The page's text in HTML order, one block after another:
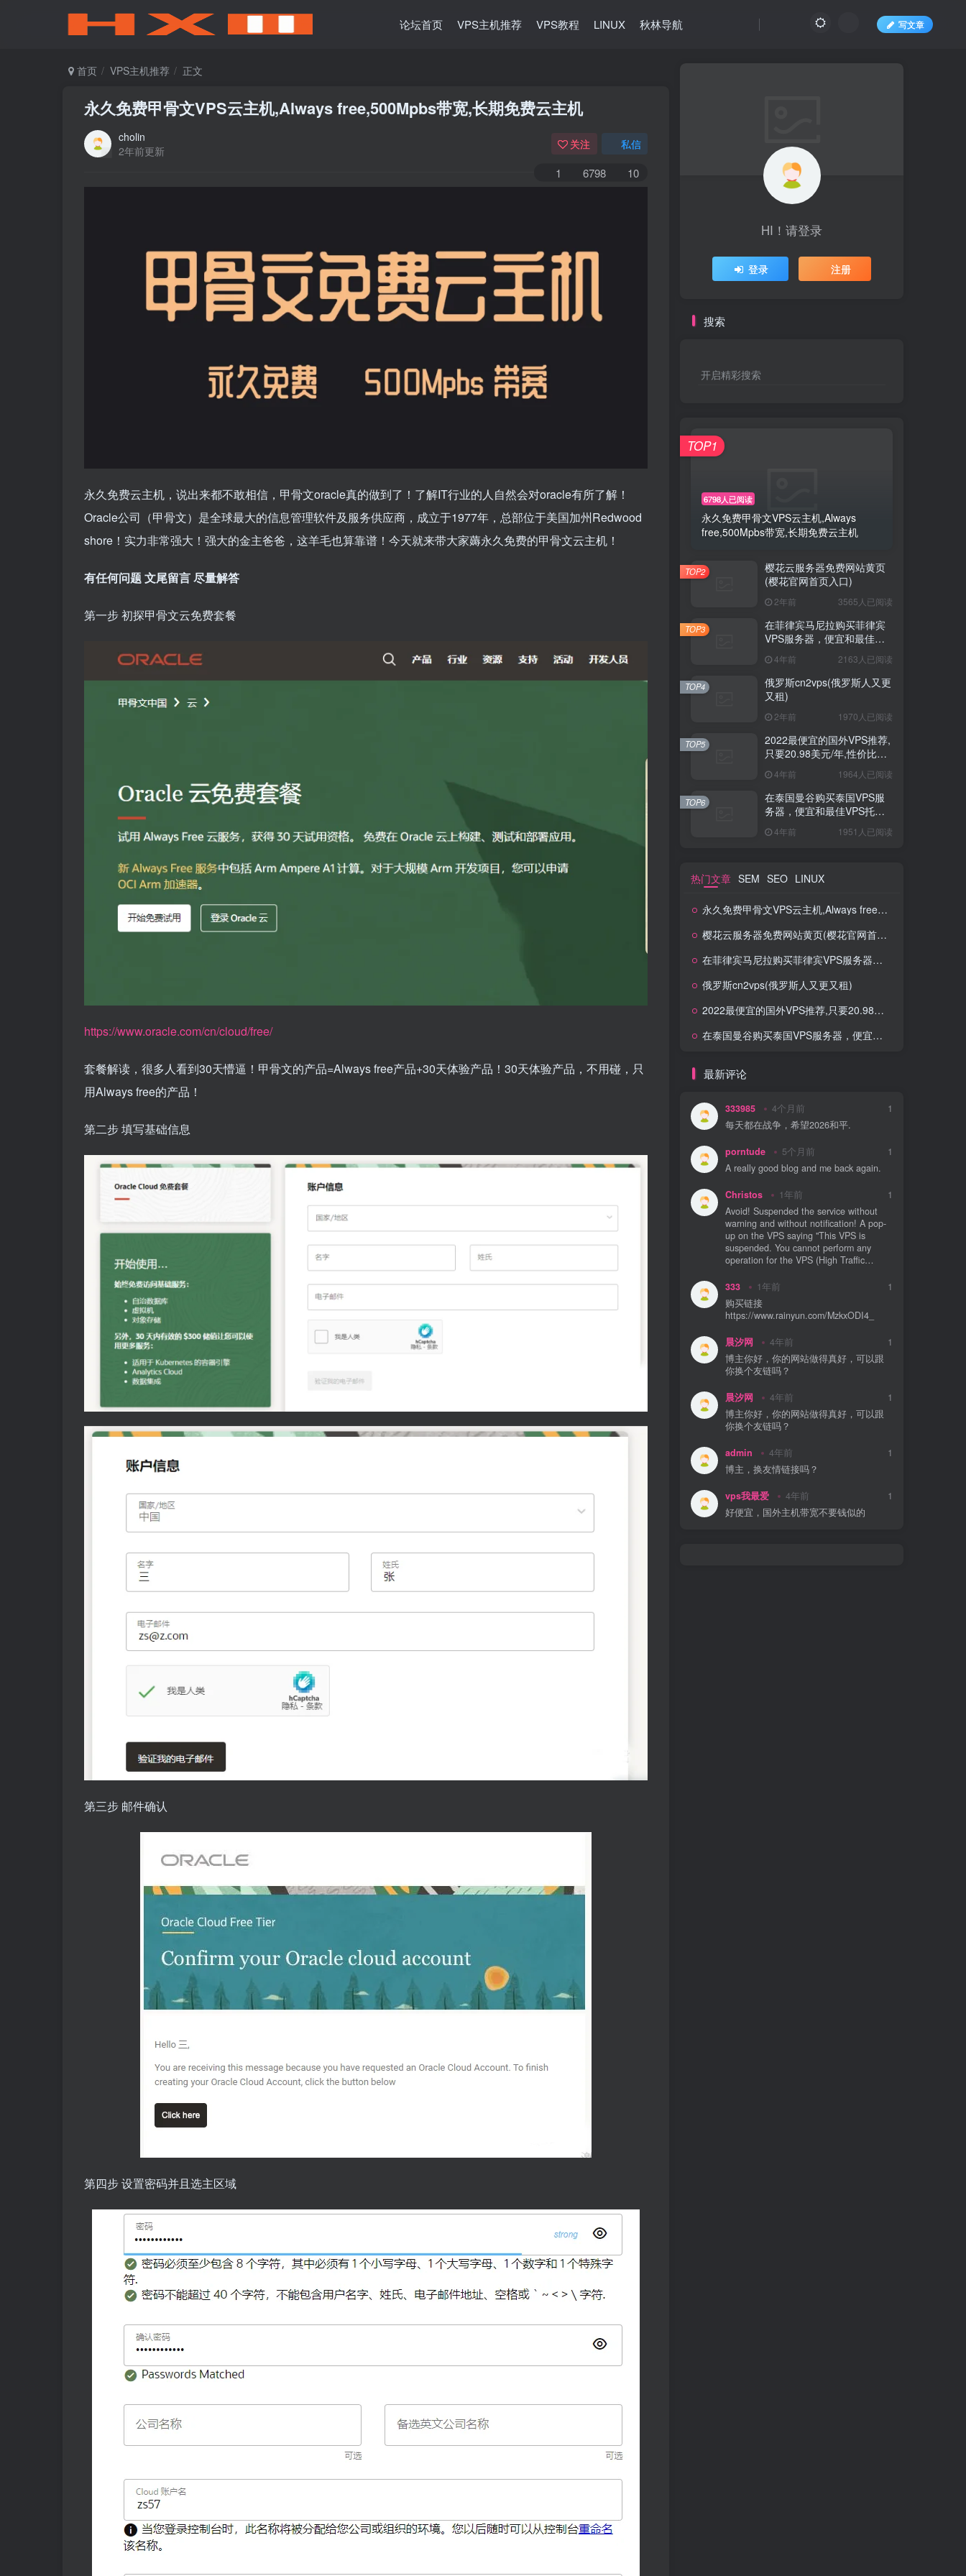
论坛首页 VPS主机推荐 VPS教程 LINUX 秋林导航 写文章
首页 VPS主机推荐 正文
永久免费甲骨文VPS云主机,Always free,500Mpbs带宽,长期免费云主机
cholin
2年前更新
关注 私信
1 6798 10
永久免费云主机，说出来都不敢相信，甲骨文oracle真的做到了！了解IT行业的人自然会对oracle有所了解！
Oracle公司（甲骨文）是全球最大的信息管理软件及服务供应商，成立于1977年，总部位于美国加州Redwood
shore！实力非常强大！强大的金主爸爸，这羊毛也算靠谱！今天就来带大家薅永久免费的甲骨文云主机！
有任何问题 文尾留言 尽量解答
第一步 初探甲骨文云免费套餐
https://www.oracle.com/cn/cloud/free/
套餐解读，很多人看到30天懵逼！甲骨文的产品=Always free产品+30天体验产品！30天体验产品，不用碰，只
用Always free的产品！
第二步 填写基础信息
第三步 邮件确认
第四步 设置密码并且选主区域
HI！请登录
登录 注册
搜索
开启精彩搜索
6798人已阅读
永久免费甲骨文VPS云主机,Always
free,500Mpbs带宽,长期免费云主机
TOP1
樱花云服务器免费网站黄页
(樱花官网首页入口)
2年前 3565人已阅读
TOP2
在菲律宾马尼拉购买菲律宾
VPS服务器，便宜和最佳
4年前 2163人已阅读
TOP3
俄罗斯cn2vps(俄罗斯人又更
又租)
2年前 1970人已阅读
TOP4
2022最便宜的国外VPS推荐,
只要20.98美元/年,性价比超
4年前 1964人已阅读
TOP5
在泰国曼谷购买泰国VPS服
务器，便宜和最佳VPS托管
2023
4年前 1951人已阅读
TOP6
热门文章 SEM SEO LINUX
永久免费甲骨文VPS云主机,Always free,500Mpbs带宽,长期免费云主机
樱花云服务器免费网站黄页(樱花官网首页入口)
在菲律宾马尼拉购买菲律宾VPS服务器，便宜和最佳VPS托管2023
俄罗斯cn2vps(俄罗斯人又更又租)
2022最便宜的国外VPS推荐,只要20.98美元/年,性价比超高得VPS
在泰国曼谷购买泰国VPS服务器，便宜和最佳VPS托管2023
最新评论
333985 4个月前
1
每天都在战争，希望2026和平.
porntude 5个月前
1
A really good blog and me back again.
Christos 1年前
1
Avoid! Suspended the service without
warning and without notification! A pop-
up on the VPS saying "This VPS is
suspended. You cannot perform any
operation for the VPS (High Traffic
could find a traffic limit. On top of this
they kept charging subscription fee for
the VPS they suspended and attempt to
appeal PayPal dispute as if they do
steal! Don't deal with this one man
company!
333 1年前
1
购买链接
https://www.rainyun.com/MzkxODI4_
晨汐网 4年前
1
博主你好，你的网站做得真好，可以跟
你换个友链吗？
晨汐网 4年前
1
博主你好，你的网站做得真好，可以跟
你换个友链吗？
admin 4年前
1
博主，换友情链接吗？
vps我最爱 4年前
1
好便宜，国外主机带宽不要钱似的